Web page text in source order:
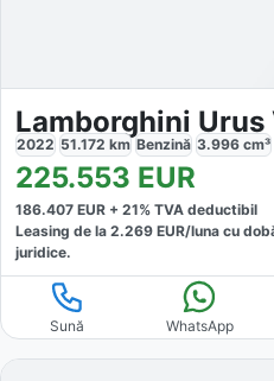
Lamborghini Urus
2022 51.172 km Benzină 3.996 cm³
225.553 EUR
186.407 EUR + 21% TVA deductibil
Leasing de la 2.269 EUR/luna cu
juridice.
Sună WhatsApp